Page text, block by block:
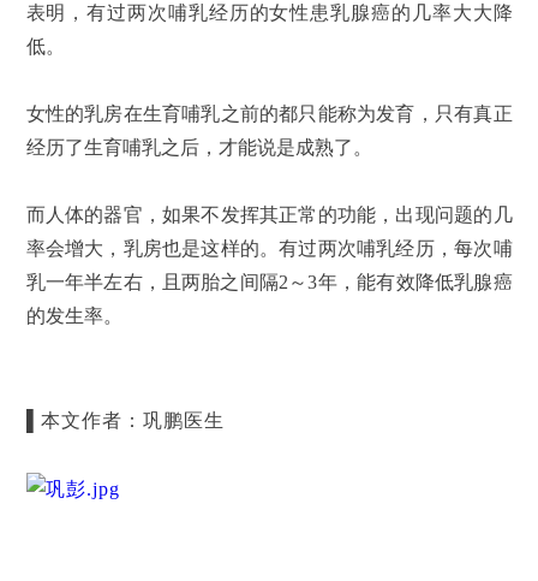
表明，有过两次哺乳经历的女性患乳腺癌的几率大大降
低。
女性的乳房在生育哺乳之前的都只能称为发育，只有真正
经历了生育哺乳之后，才能说是成熟了。
而人体的器官，如果不发挥其正常的功能，出现问题的几
率会增大，乳房也是这样的。有过两次哺乳经历，每次哺
乳一年半左右，且两胎之间隔2～3年，能有效降低乳腺癌
的发生率。
▌本文作者：巩鹏医生